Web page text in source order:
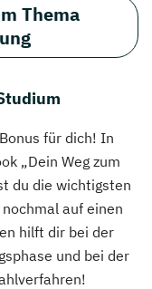
Thema
für dich! In
„Dein Weg zum
du die wichtigsten
auf einen
hilft dir bei der
und bei der